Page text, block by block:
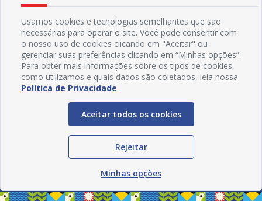
Usamos cookies e tecnologias semelhantes que são
necessárias para operar o site. Você pode consentir com
o nosso uso de cookies clicando em "Aceitar" ou
gerenciar suas preferências clicando em “Minhas opções”.
Para obter mais informações sobre os tipos de cookies,
como utilizamos e quais dados são coletados, leia nossa
Política de Privacidade.
Aceitar todos os cookies
Rejeitar
Minhas opções